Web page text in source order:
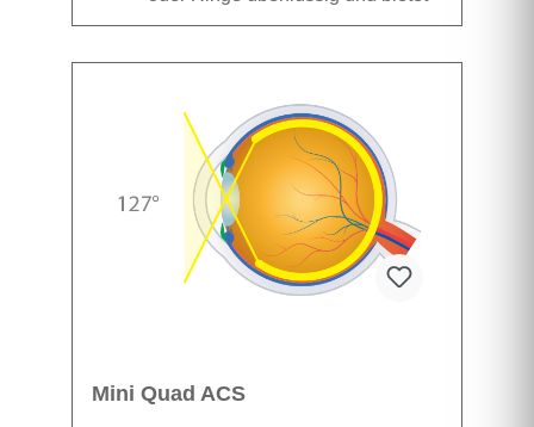
einen besseren räumlichen
behindern. ASC® steht für die
Sterilisation durch Autoklaven.
Sichtfeld 30° Vergrößerung 0,92
Routinemäßige direkte
vitreoretinale Chirurgie der
zentralen Netzhaut
Mini Quad ACS